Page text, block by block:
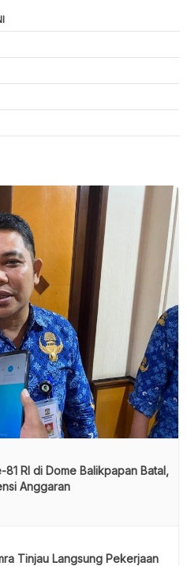
RI di Dome Balikpapan Batal,
Anggaran
Tinjau Langsung Pekerjaan